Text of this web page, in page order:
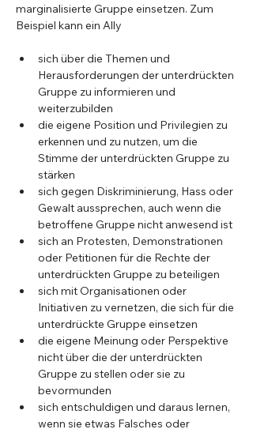
marginalisierte Gruppe einsetzen. Zum
Beispiel kann ein Ally
sich über die Themen und
Herausforderungen der unterdrückten
Gruppe zu informieren und
weiterzubilden
die eigene Position und Privilegien zu
erkennen und zu nutzen, um die
Stimme der unterdrückten Gruppe zu
stärken
sich gegen Diskriminierung, Hass oder
Gewalt aussprechen, auch wenn die
betroffene Gruppe nicht anwesend ist
sich an Protesten, Demonstrationen
oder Petitionen für die Rechte der
unterdrückten Gruppe zu beteiligen
sich mit Organisationen oder
Initiativen zu vernetzen, die sich für die
unterdrückte Gruppe einsetzen
die eigene Meinung oder Perspektive
nicht über die der unterdrückten
Gruppe zu stellen oder sie zu
bevormunden
sich entschuldigen und daraus lernen,
wenn sie etwas Falsches oder